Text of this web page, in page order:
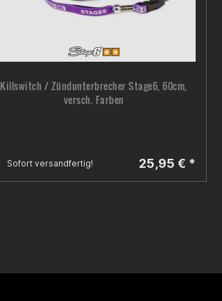
Killswitch / Zündunterbrecher Stage6, 60cm,
versch. Farben
Sofort versandfertig! 25,95 € *